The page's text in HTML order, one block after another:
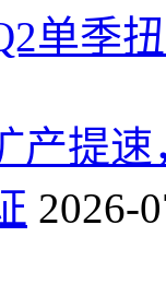
单季
产提
2026-